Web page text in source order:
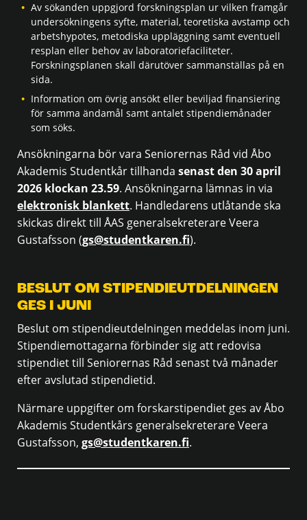
Av sökanden uppgjord forskningsplan ur vilken framgår
undersökningens syfte, material, teoretiska avstamp och
arbetshypotes, metodiska uppläggning samt eventuell
resplan eller behov av laboratoriefaciliteter.
Forskningsplanen skall därutöver sammanställas på en
sida.
Information om övrig ansökt eller beviljad finansiering
för samma ändamål samt antalet stipendiemånader
som söks.
Ansökningarna bör vara Seniorernas Råd vid Åbo
Akademis Studentkår tillhanda senast den 30 april
2026 klockan 23.59. Ansökningarna lämnas in via
elektronisk blankett. Handledarens utlåtande ska
skickas direkt till ÅAS generalsekreterare Veera
Gustafsson (gs@studentkaren.fi).
BESLUT OM STIPENDIEUTDELNINGEN
GES I JUNI
Beslut om stipendieutdelningen meddelas inom juni.
Stipendiemottagarna förbinder sig att redovisa
stipendiet till Seniorernas Råd senast två månader
efter avslutad stipendietid.
Närmare uppgifter om forskarstipendiet ges av Åbo
Akademis Studentkårs generalsekreterare Veera
Gustafsson, gs@studentkaren.fi.